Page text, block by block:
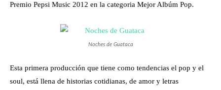
Premio Pepsi Music 2012 en la categoria Mejor Albúm Pop.
Noches de Guataca
Esta primera producción que tiene como tendencias el pop y el
soul, está llena de historias cotidianas, de amor y letras